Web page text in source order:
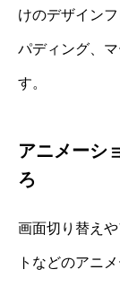
けのデザイン
パディング、
す。
アニメーシ
ろ
画面切り替え
トなどのアニ